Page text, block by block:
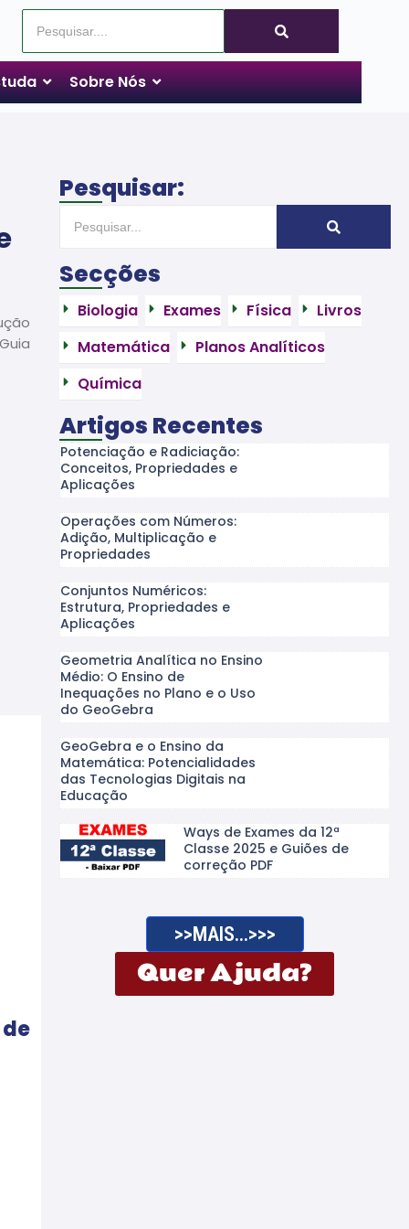
Sobre Nós
Pesquisar:
Secções
Biologia Exames Física
Livros
Matemática
Planos Analíticos
Química
Artigos Recentes
Potenciação e Radiciação:
Conceitos, Propriedades e
Aplicações
Operações com Números:
Adição, Multiplicação e
Propriedades
Conjuntos Numéricos:
Estrutura, Propriedades e
Aplicações
Geometria Analítica no Ensino
Médio: O Ensino de
Inequações no Plano e o Uso
do GeoGebra
GeoGebra e o Ensino da
Matemática: Potencialidades
das Tecnologias Digitais na
Educação
Ways de Exames da 12ª
Classe 2025 e Guiões de
correção PDF
>>MAIS...>>>
Quer Ajuda?